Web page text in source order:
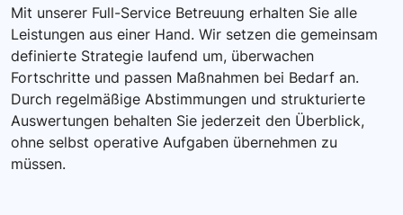
Mit unserer Full-Service Betreuung erhalten Sie alle
Leistungen aus einer Hand. Wir setzen die gemeinsam
definierte Strategie laufend um, überwachen
Fortschritte und passen Maßnahmen bei Bedarf an.
Durch regelmäßige Abstimmungen und strukturierte
Auswertungen behalten Sie jederzeit den Überblick,
ohne selbst operative Aufgaben übernehmen zu
müssen.